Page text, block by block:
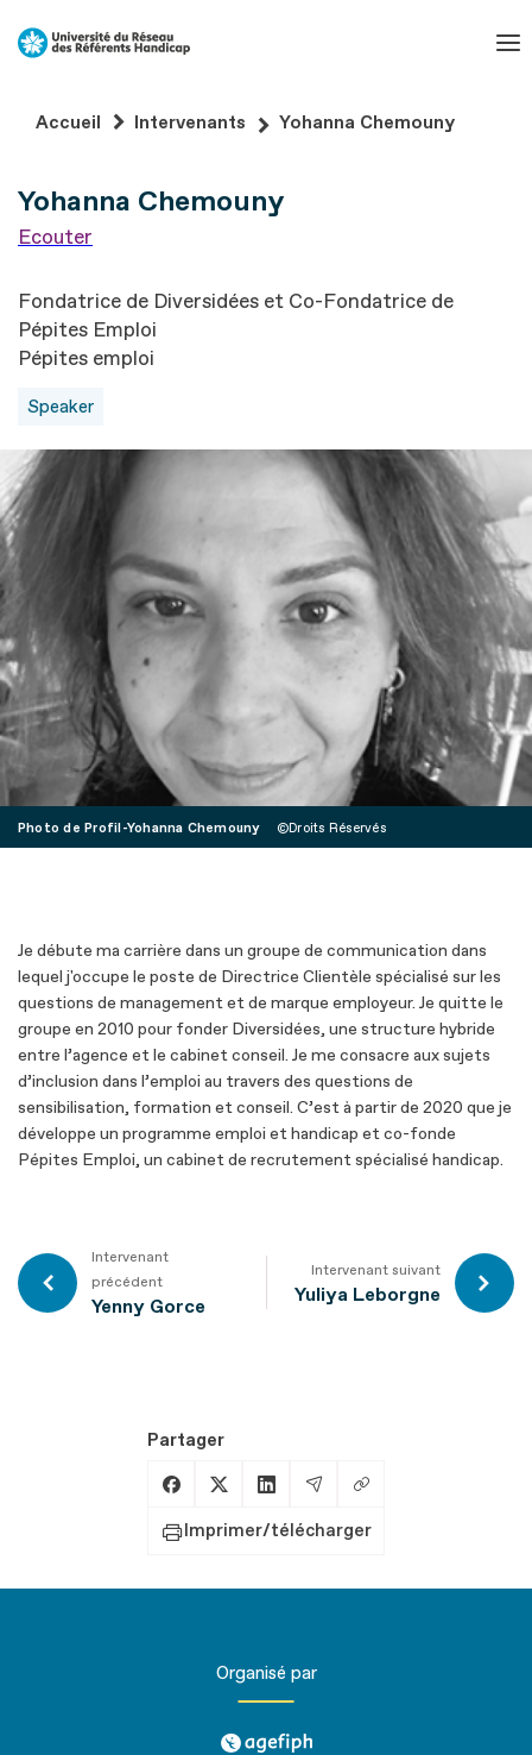
Aller
Aller
de
page
Accueil Intervenants Yohanna Chemouny
Photo de Profil-Yohanna Chemouny Droits Réservés
Yohanna Chemouny
Ecouter
Fondatrice de Diversidées et Co-Fondatrice de
Pépites Emploi
Pépites emploi
Speaker
Je débute ma carrière dans un groupe de communication dans
lequel j'occupe le poste de Directrice Clientèle spécialisé sur les
questions de management et de marque employeur. Je quitte le
groupe en 2010 pour fonder Diversidées, une structure hybride
entre l’agence et le cabinet conseil. Je me consacre aux sujets
d’inclusion dans l’emploi au travers des questions de
sensibilisation, formation et conseil. C’est à partir de 2020 que je
développe un programme emploi et handicap et co-fonde
Pépites Emploi, un cabinet de recrutement spécialisé handicap.
Intervenant
précédent
Yenny Gorce
Intervenant suivant
Yuliya Leborgne
Partager
Partager sur Facebook
Partager sur X
Partager sur LinkedIn
Partager par Email
Copier le lien
Imprimer/télécharger
Organisé par
agefiph